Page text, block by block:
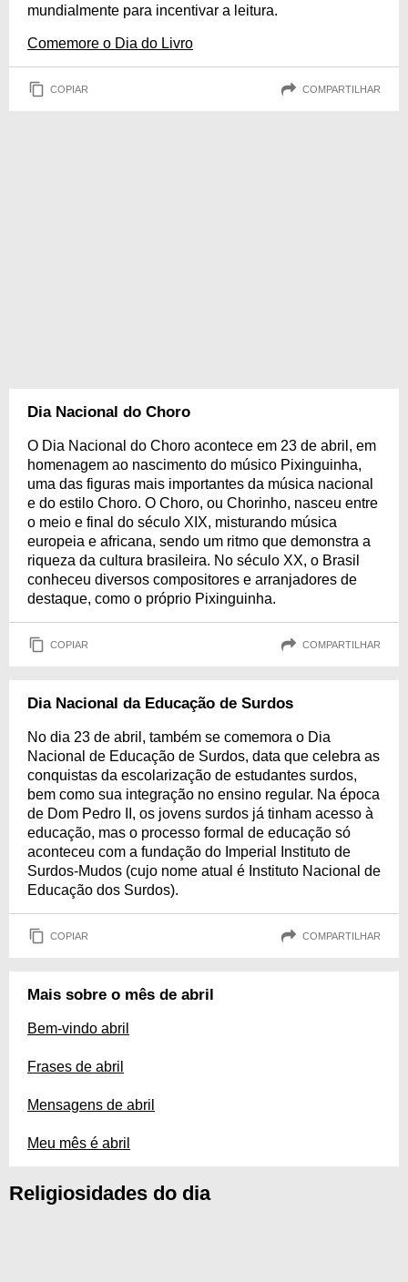
mundialmente para incentivar a leitura.
Comemore o Dia do Livro
COPIAR COMPARTILHAR
Dia Nacional do Choro
O Dia Nacional do Choro acontece em 23 de abril, em
homenagem ao nascimento do músico Pixinguinha,
uma das figuras mais importantes da música nacional
e do estilo Choro. O Choro, ou Chorinho, nasceu entre
o meio e final do século XIX, misturando música
europeia e africana, sendo um ritmo que demonstra a
riqueza da cultura brasileira. No século XX, o Brasil
conheceu diversos compositores e arranjadores de
destaque, como o próprio Pixinguinha.
COPIAR COMPARTILHAR
Dia Nacional da Educação de Surdos
No dia 23 de abril, também se comemora o Dia
Nacional de Educação de Surdos, data que celebra as
conquistas da escolarização de estudantes surdos,
bem como sua integração no ensino regular. Na época
de Dom Pedro II, os jovens surdos já tinham acesso à
educação, mas o processo formal de educação só
aconteceu com a fundação do Imperial Instituto de
Surdos-Mudos (cujo nome atual é Instituto Nacional de
Educação dos Surdos).
COPIAR COMPARTILHAR
Mais sobre o mês de abril
Bem-vindo abril
Frases de abril
Mensagens de abril
Meu mês é abril
Religiosidades do dia